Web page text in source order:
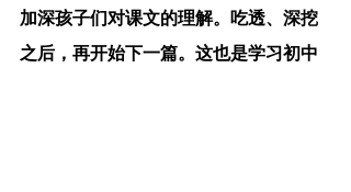
加深孩子们对课文的理解。吃透、深挖
之后，再开始下一篇。这也是学习初中